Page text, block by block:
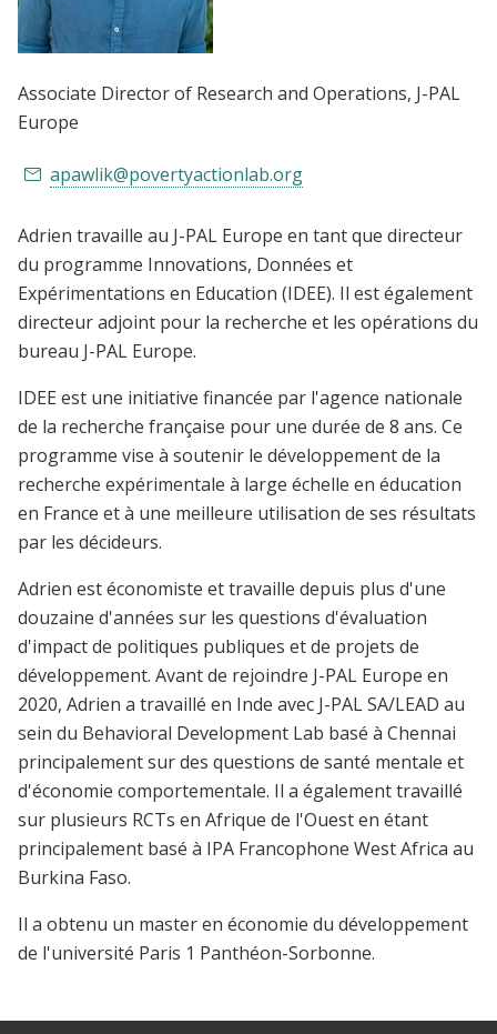
Associate Director of Research and Operations, J-PAL
Europe
apawlik@povertyactionlab.org
Adrien travaille au J-PAL Europe en tant que directeur
du programme Innovations, Données et
Expérimentations en Education (IDEE). Il est également
directeur adjoint pour la recherche et les opérations du
bureau J-PAL Europe.
IDEE est une initiative financée par l'agence nationale
de la recherche française pour une durée de 8 ans. Ce
programme vise à soutenir le développement de la
recherche expérimentale à large échelle en éducation
en France et à une meilleure utilisation de ses résultats
par les décideurs.
Adrien est économiste et travaille depuis plus d'une
douzaine d'années sur les questions d'évaluation
d'impact de politiques publiques et de projets de
développement. Avant de rejoindre J-PAL Europe en
2020, Adrien a travaillé en Inde avec J-PAL SA/LEAD au
sein du Behavioral Development Lab basé à Chennai
principalement sur des questions de santé mentale et
d'économie comportementale. Il a également travaillé
sur plusieurs RCTs en Afrique de l'Ouest en étant
principalement basé à IPA Francophone West Africa au
Burkina Faso.
Il a obtenu un master en économie du développement
de l'université Paris 1 Panthéon-Sorbonne.